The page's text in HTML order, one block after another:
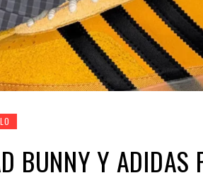
BUNNY Y ADIDAS